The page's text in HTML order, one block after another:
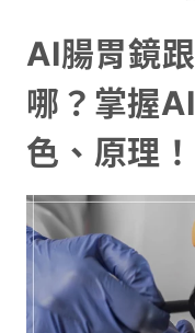
AI腸胃鏡
哪？掌握
色、原理！